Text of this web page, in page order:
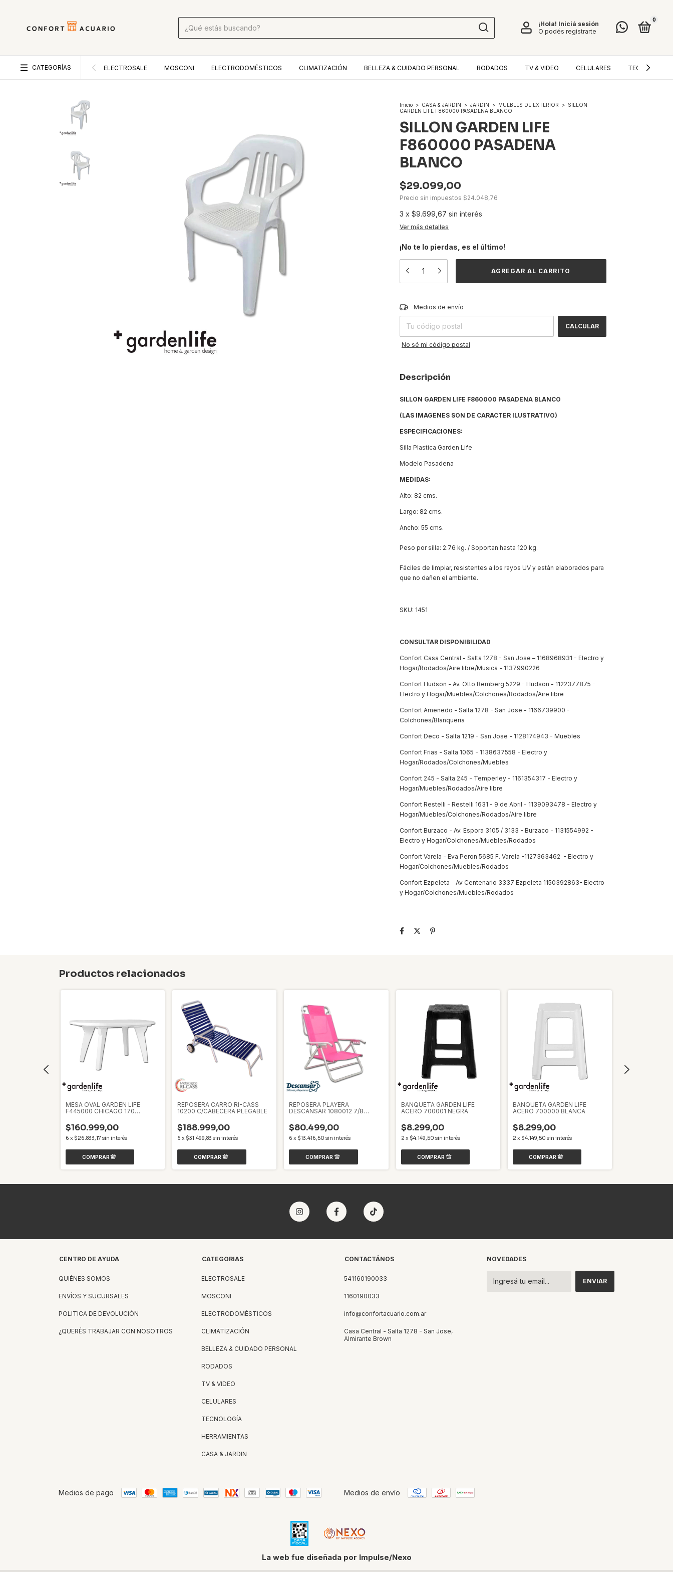
¡Hola! Iniciá sesión
O podés registrarte
0
CATEGORÍAS ELECTROSALE MOSCONI ELECTRODOMÉSTICOS CLIMATIZACIÓN BELLEZA & CUIDADO PERSONAL RODADOS TV & VIDEO CELULARES TECNOLOGÍA
Inicio > CASA & JARDIN > JARDIN > MUEBLES DE EXTERIOR > SILLON
GARDEN LIFE F860000 PASADENA BLANCO
SILLON GARDEN LIFE
F860000 PASADENA
BLANCO
$29.099,00
Precio sin impuestos $24.048,76
3 x $9.699,67 sin interés
Ver más detalles
¡No te lo pierdas, es el último!
Entregas para el CP:
Medios de envío
CALCULAR
No sé mi código postal
Descripción
SILLON GARDEN LIFE F860000 PASADENA BLANCO
(LAS IMAGENES SON DE CARACTER ILUSTRATIVO)
ESPECIFICACIONES:
Silla Plastica Garden Life
Modelo Pasadena
MEDIDAS:
Alto: 82 cms.
Largo: 82 cms.
Ancho: 55 cms.
Peso por silla: 2.76 kg. / Soportan hasta 120 kg.
Fáciles de limpiar, resistentes a los rayos UV y están elaborados para
que no dañen el ambiente.
SKU: 1451
CONSULTAR DISPONIBILIDAD
Confort Casa Central - Salta 1278 - San Jose – 1168968931 - Electro y
Hogar/Rodados/Aire libre/Musica - 1137990226
Confort Hudson - Av. Otto Bemberg 5229 - Hudson - 1122377875 -
Electro y Hogar/Muebles/Colchones/Rodados/Aire libre
Confort Amenedo - Salta 1278 - San Jose - 1166739900 -
Colchones/Blanqueria
Confort Deco - Salta 1219 - San Jose - 1128174943 - Muebles
Confort Frias - Salta 1065 - 1138637558 - Electro y
Hogar/Rodados/Colchones/Muebles
Confort 245 - Salta 245 - Temperley - 1161354317 - Electro y
Hogar/Muebles/Rodados/Aire libre
Confort Restelli - Restelli 1631 - 9 de Abril - 1139093478 - Electro y
Hogar/Muebles/Colchones/Rodados/Aire libre
Confort Burzaco - Av. Espora 3105 / 3133 - Burzaco - 1131554992 -
Electro y Hogar/Colchones/Muebles/Rodados
Confort Varela - Eva Peron 5685 F. Varela -1127363462 - Electro y
Hogar/Colchones/Muebles/Rodados
Confort Ezpeleta - Av Centenario 3337 Ezpeleta 1150392863- Electro
y Hogar/Colchones/Muebles/Rodados
Productos relacionados
MESA OVAL GARDEN LIFE
F445000 CHICAGO 170
$160.999,00
6 x $26.833,17 sin interés
REPOSERA CARRO RI-CASS
10200 C/CABECERA PLEGABLE
$188.999,00
6 x $31.499,83 sin interés
REPOSERA PLAYERA
DESCANSAR 1080012 7/8
$80.499,00
6 x $13.416,50 sin interés
BANQUETA GARDEN LIFE
ACERO 700001 NEGRA
$8.299,00
2 x $4.149,50 sin interés
BANQUETA GARDEN LIFE
ACERO 700000 BLANCA
$8.299,00
2 x $4.149,50 sin interés
CENTRO DE AYUDA
QUIÉNES SOMOS
ENVÍOS Y SUCURSALES
POLITICA DE DEVOLUCIÓN
¿QUERÉS TRABAJAR CON NOSOTROS
CATEGORIAS
ELECTROSALE
MOSCONI
ELECTRODOMÉSTICOS
CLIMATIZACIÓN
BELLEZA & CUIDADO PERSONAL
RODADOS
TV & VIDEO
CELULARES
TECNOLOGÍA
HERRAMIENTAS
CASA & JARDIN
CONTACTÁNOS
541160190033
1160190033
info@confortacuario.com.ar
Casa Central - Salta 1278 - San Jose,
Almirante Brown
NOVEDADES
Medios de pago Medios de envío
La web fue diseñada por Impulse/Nexo